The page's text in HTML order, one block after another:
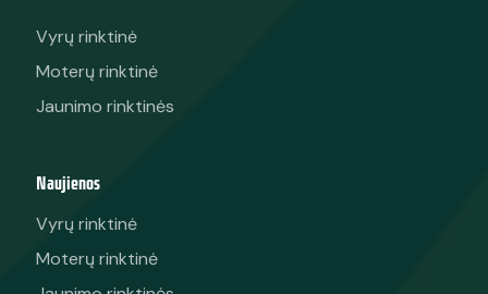
Vyrų rinktinė
Moterų rinktinė
Jaunimo rinktinės
Naujienos
Vyrų rinktinė
Moterų rinktinė